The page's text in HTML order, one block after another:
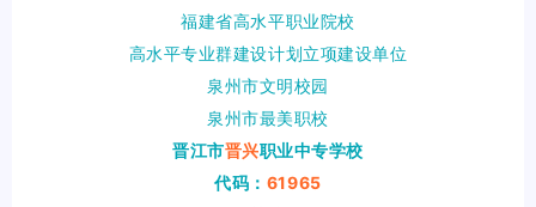
福建省高水平职业院校
高水平专业群建设计划立项建设单位
泉州市文明校园
泉州市最美职校
晋江市晋兴职业中专学校
代码： 61965